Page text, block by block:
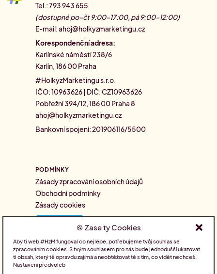
Zase ty Cookies
Aby ti web #HzM fungoval co nejlépe, potřebujeme tvůj souhlas se
zpracováním cookies. S tvým souhlasem pro nás bude jednodušší ukazovat
ti obsah, který tě opravdu zajímá a neobtěžovat tě s tím, co vidět nechceš.
Nastavení předvoleb
Tel.: 793 943 655
(dostupné po–čt 9:00–17:00, pá 9:00–12:00)
E-mail:ahoj@holkyzmarketingu.cz
Korespondenční adresa:
Karlínské náměstí 238/6
Karlín, 186 00 Praha
#HolkyzMarketingu s.r.o.
IČO: 10963626 | DIČ: CZ10963626
Pobřežní 394/12, 186 00 Praha 8
ahoj@holkyzmarketingu.cz
Bankovní spojení: 201906116/5500
PODMÍNKY
Zásady zpracování osobních údajů
Obchodní podmínky
Zásady cookies
SLEDUJTE NÁS